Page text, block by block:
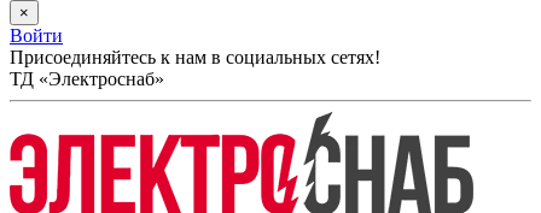
×
Войти
Присоединяйтесь к нам в социальных сетях!
ТД «Электроснаб»